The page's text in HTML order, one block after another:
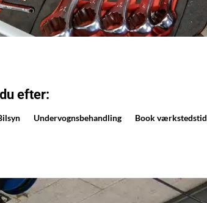
efter:
Undervognsbehandling Book værkstedstid